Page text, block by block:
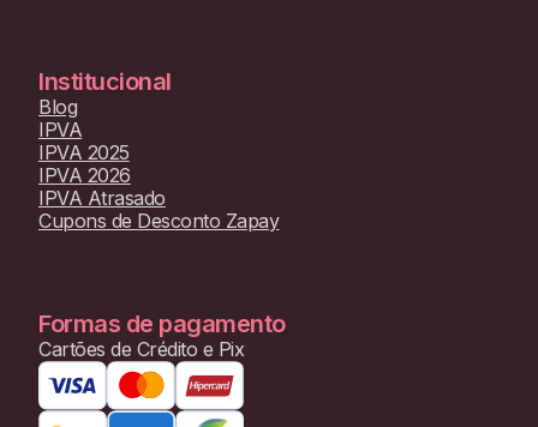
Institucional
Blog
IPVA
IPVA 2025
IPVA 2026
IPVA Atrasado
Cupons de Desconto Zapay
Formas de pagamento
Cartões de Crédito e Pix